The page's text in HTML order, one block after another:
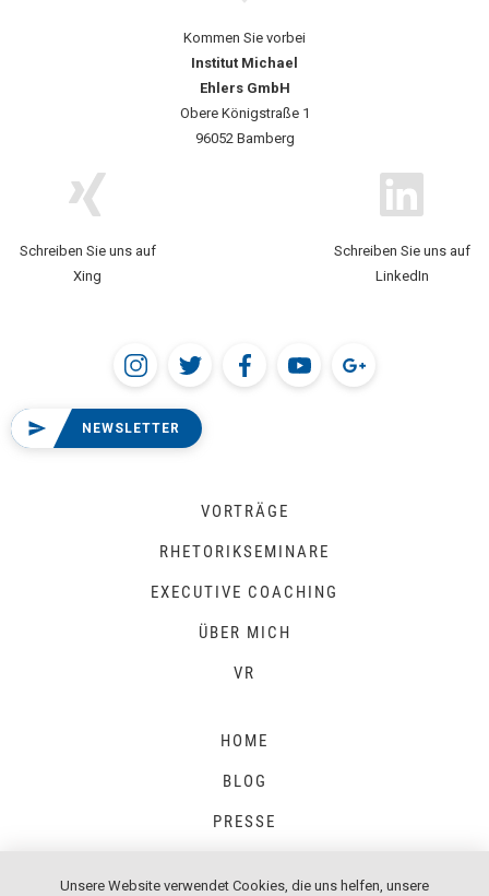
Kommen Sie vorbei
Institut Michael
Ehlers GmbH
Obere Königstraße 1
96052 Bamberg
Schreiben Sie uns auf
Xing
Schreiben Sie uns auf
LinkedIn
NEWSLETTER
HOME
VORTRÄGE
RHETORIKSEMINARE
EXECUTIVE COACHING
ÜBER MICH
VR
BLOG
PRESSE
Unsere Website verwendet Cookies, die uns helfen, unsere